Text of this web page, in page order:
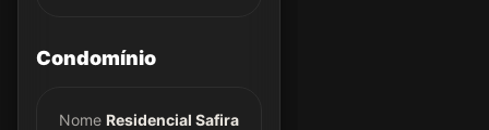
Condomínio
Nome Residencial Safira